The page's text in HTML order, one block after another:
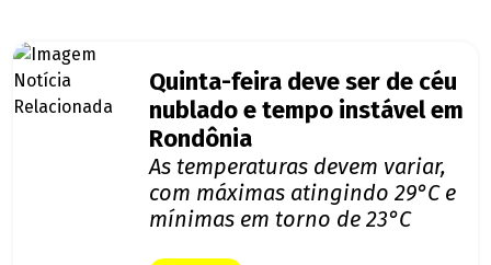
Quinta-feira deve ser de céu
nublado e tempo instável em
Rondônia
As temperaturas devem variar,
com máximas atingindo 29°C e
mínimas em torno de 23°C